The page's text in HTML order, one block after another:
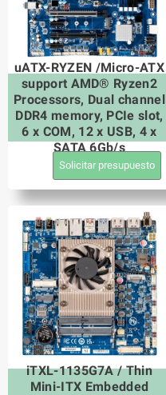
uATX-RYZEN /Micro-ATX
support AMD® Ryzen2
Processors, Dual channel
DDR4 memory, PCIe slot,
6 x COM, 12 x USB, 4 x
SATA 6Gb/s
Solicitar presupuesto
iTXL-1135G7A / Thin
Mini-ITX Embedded